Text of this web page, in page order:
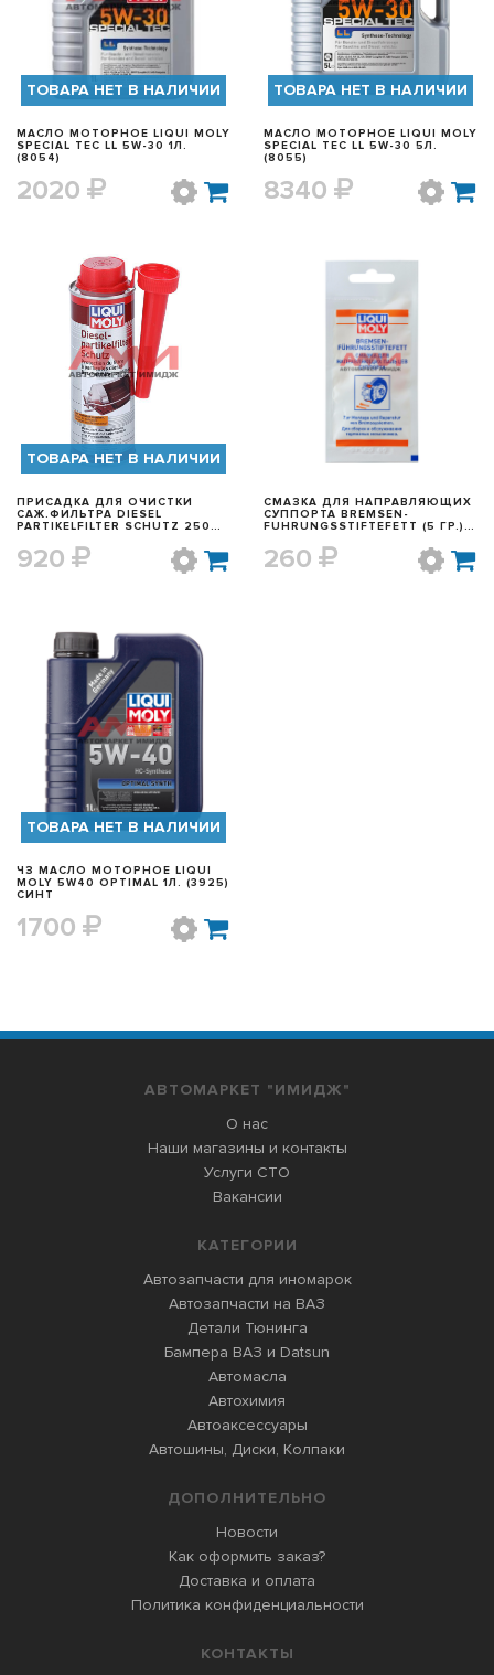
ТОВАРА НЕТ В НАЛИЧИИ
МАСЛО МОТОРНОЕ LIQUI MOLY
SPECIAL TEC LL 5W-30 1Л.
(8054)
2020
ТОВАРА НЕТ В НАЛИЧИИ
МАСЛО МОТОРНОЕ LIQUI MOLY
SPECIAL TEC LL 5W-30 5Л.
(8055)
8340
БЫСТРЫЙ ПРОСМОТР
ТОВАРА НЕТ В НАЛИЧИИ
ПРИСАДКА ДЛЯ ОЧИСТКИ
САЖ.ФИЛЬТРА DIESEL
PARTIKELFILTER SCHUTZ 250МЛ
920
БЫСТРЫЙ ПРОСМОТР
СМАЗКА ДЛЯ НАПРАВЛЯЮЩИХ
СУППОРТА BREMSEN-
FUHRUNGSSTIFTEFETT (5 ГР.)
260
БЫСТРЫЙ ПРОСМОТР
ТОВАРА НЕТ В НАЛИЧИИ
ЧЗ МАСЛО МОТОРНОЕ LIQUI
MOLY 5W40 OPTIMAL 1Л. (3925)
СИНТ
1700
АВТОМАРКЕТ "ИМИДЖ"
О нас
Наши магазины и контакты
Услуги СТО
Вакансии
КАТЕГОРИИ
Автозапчасти для иномарок
Автозапчасти на ВАЗ
Детали Тюнинга
Бампера ВАЗ и Datsun
Автомасла
Автохимия
Автоаксессуары
Автошины, Диски, Колпаки
ДОПОЛНИТЕЛЬНО
Новости
Как оформить заказ?
Доставка и оплата
Политика конфиденциальности
КОНТАКТЫ